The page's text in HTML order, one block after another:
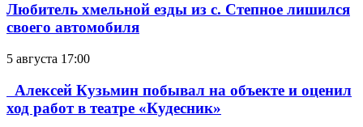
Любитель хмельной езды из с. Степное лишился
своего автомобиля
5 августа 17:00
Алексей Кузьмин побывал на объекте и оценил
ход работ в театре «Кудесник»